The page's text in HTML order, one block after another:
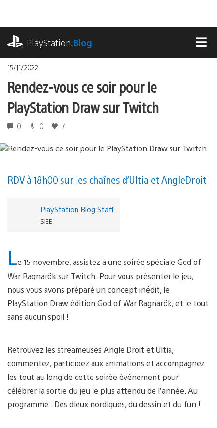
contenu
PlayStation.Blog
15/11/2022
Rendez-vous ce soir pour le
PlayStation Draw sur Twitch
0 0 7
RDV à 18h00 sur les chaînes d’Ultia et AngleDroit
PlayStation Blog Staff
SIEE
Le 15 novembre, assistez à une soirée spéciale God of
War Ragnarök sur Twitch. Pour vous présenter le jeu,
nous vous avons préparé un concept inédit, le
PlayStation Draw édition God of War Ragnarök, et le tout
sans aucun spoil !
Retrouvez les streameuses Angle Droit et Ultia,
commentez, participez aux animations et accompagnez
les tout au long de cette soirée évènement pour
célébrer la sortie du jeu le plus attendu de l’année. Au
programme : Des dieux nordiques, du dessin et du fun !